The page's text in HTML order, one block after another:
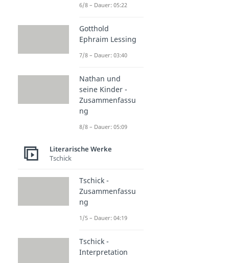
6/8 – Dauer: 05:22
Gotthold
Ephraim Lessing
7/8 – Dauer: 03:40
Nathan und
seine Kinder -
Zusammenfassu
ng
8/8 – Dauer: 05:09
Literarische Werke
Tschick
Tschick -
Zusammenfassu
ng
1/5 – Dauer: 04:19
Tschick -
Interpretation